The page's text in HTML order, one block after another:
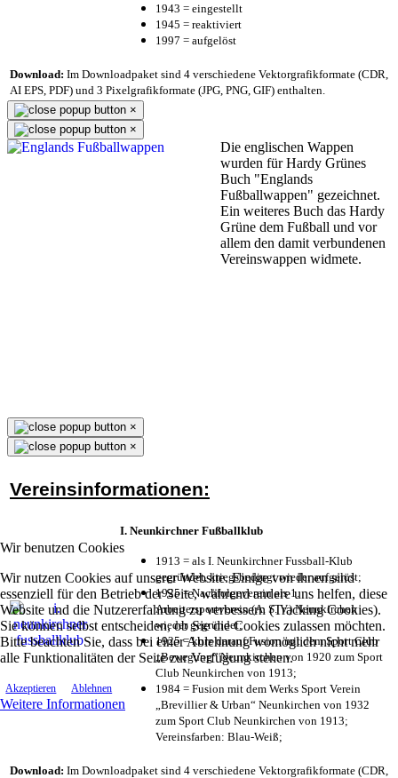
Wir benutzen Cookies
Wir nutzen Cookies auf unserer Website. Einige von ihnen sind
essenziell für den Betrieb der Seite, während andere uns helfen, diese
Website und die Nutzererfahrung zu verbessern (Tracking Cookies).
Sie können selbst entscheiden, ob Sie die Cookies zulassen möchten.
Bitte beachten Sie, dass bei einer Ablehnung womöglich nicht mehr
alle Funktionalitäten der Seite zur Verfügung stehen.
Akzeptieren Ablehnen
Weitere Informationen
1943 = eingestellt
1945 = reaktiviert
1997 = aufgelöst
Download: Im Downloadpaket sind 4 verschiedene Vektorgrafikformate (CDR,
AI EPS, PDF) und 3 Pixelgrafikformate (JPG, PNG, GIF) enthalten.
×
×
Die englischen Wappen
wurden für Hardy Grünes
Buch "Englands
Fußballwappen" gezeichnet.
Ein weiteres Buch das Hardy
Grüne dem Fußball und vor
allem den damit verbundenen
Vereinswappen widmete.
×
×
Vereinsinformationen:
I. Neunkirchner Fußballklub
1913 = als I. Neunkirchner Fussball-Klub
gegründet, kriegsbedingt wieder aufgelöst;
1925 = Nachfolgeverein als 1.
Arbeitersportverein (A. S. V.) Neunkirchen
wieder gegründet;
1925 = kurz darauf Fusion mit dem Sport Club
„Bewegung“ Neunkirchen von 1920 zum Sport
Club Neunkirchen von 1913;
1984 = Fusion mit dem Werks Sport Verein
„Brevillier & Urban“ Neunkirchen von 1932
zum Sport Club Neunkirchen von 1913;
Vereinsfarben: Blau-Weiß;
Download: Im Downloadpaket sind 4 verschiedene Vektorgrafikformate (CDR,